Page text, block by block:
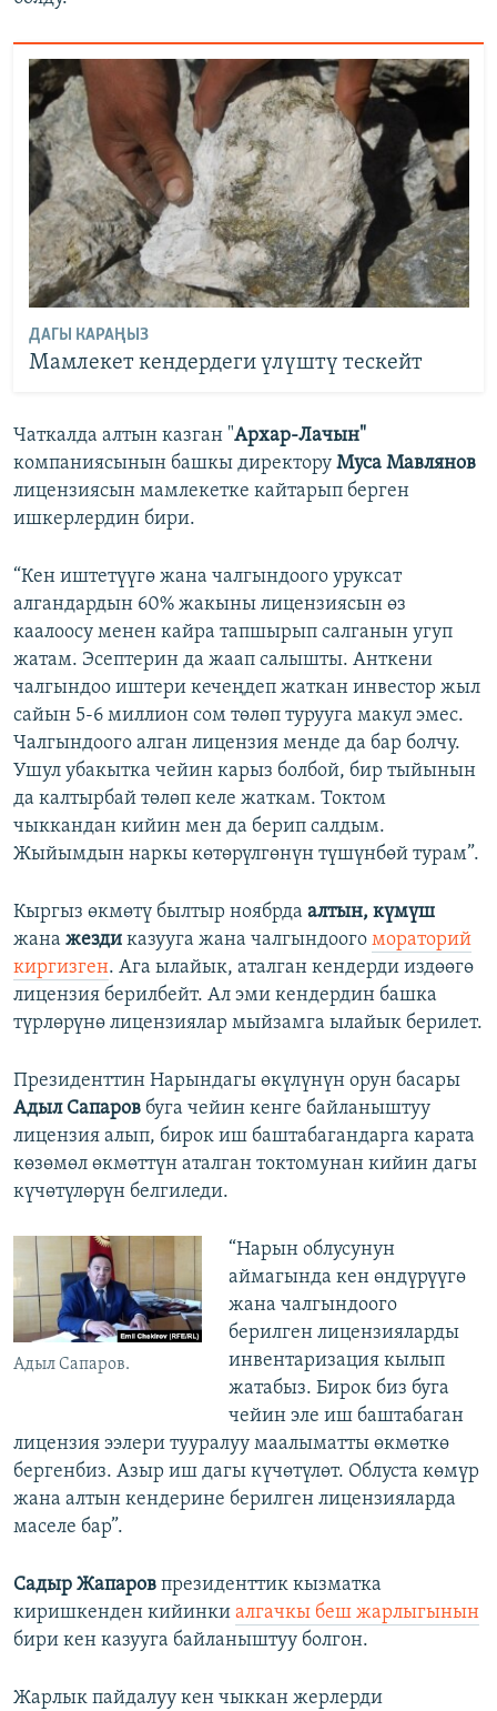
ДАГЫ КАРАҢЫЗ
Мамлекет кендердеги үлүштү тескейт
Чаткалда алтын казган "Архар-Лачын"
компаниясынын башкы директору Муса Мавлянов
лицензиясын мамлекетке кайтарып берген
ишкерлердин бири.
“Кен иштетүүгө жана чалгындоого уруксат
алгандардын 60% жакыны лицензиясын өз
каалоосу менен кайра тапшырып салганын угуп
жатам. Эсептерин да жаап салышты. Анткени
чалгындоо иштери кечеңдеп жаткан инвестор жыл
сайын 5-6 миллион сом төлөп турууга макул эмес.
Чалгындоого алган лицензия менде да бар болчу.
Ушул убакытка чейин карыз болбой, бир тыйынын
да калтырбай төлөп келе жаткам. Токтом
чыккандан кийин мен да берип салдым.
Жыйымдын наркы көтөрүлгөнүн түшүнбөй турам”.
Кыргыз өкмөтү былтыр ноябрда алтын, күмүш
жана жезди казууга жана чалгындоого мораторий
киргизген. Ага ылайык, аталган кендерди издөөгө
лицензия берилбейт. Ал эми кендердин башка
түрлөрүнө лицензиялар мыйзамга ылайык берилет.
Президенттин Нарындагы өкүлүнүн орун басары
Адыл Сапаров буга чейин кенге байланыштуу
лицензия алып, бирок иш баштабагандарга карата
көзөмөл өкмөттүн аталган токтомунан кийин дагы
күчөтүлөрүн белгиледи.
Адыл Сапаров.
“Нарын облусунун
аймагында кен өндүрүүгө
жана чалгындоого
берилген лицензияларды
инвентаризация кылып
жатабыз. Бирок биз буга
чейин эле иш баштабаган
лицензия ээлери тууралуу маалыматты өкмөткө
бергенбиз. Азыр иш дагы күчөтүлөт. Облуста көмүр
жана алтын кендерине берилген лицензияларда
маселе бар”.
Садыр Жапаров президенттик кызматка
киришкенден кийинки алгачкы беш жарлыгынын
бири кен казууга байланыштуу болгон.
Жарлык пайдалуу кен чыккан жерлерди